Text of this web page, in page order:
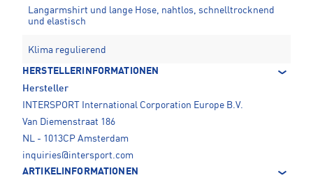
Langarmshirt und lange Hose, nahtlos, schnelltrocknend
und elastisch
Klima regulierend
HERSTELLERINFORMATIONEN
Hersteller
INTERSPORT International Corporation Europe B.V.
Van Diemenstraat 186
NL - 1013CP Amsterdam
inquiries@intersport.com
ARTIKELINFORMATIONEN